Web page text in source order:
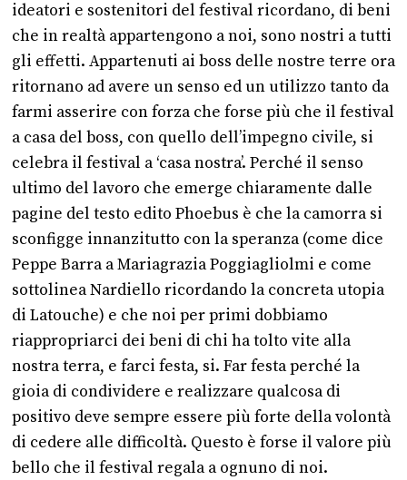
ideatori e sostenitori del festival ricordano, di beni
che in realtà appartengono a noi, sono nostri a tutti
gli effetti. Appartenuti ai boss delle nostre terre ora
ritornano ad avere un senso ed un utilizzo tanto da
farmi asserire con forza che forse più che il festival
a casa del boss, con quello dell’impegno civile, si
celebra il festival a ‘casa nostra’. Perché il senso
ultimo del lavoro che emerge chiaramente dalle
pagine del testo edito Phoebus è che la camorra si
sconfigge innanzitutto con la speranza (come dice
Peppe Barra a Mariagrazia Poggiagliolmi e come
sottolinea Nardiello ricordando la concreta utopia
di Latouche) e che noi per primi dobbiamo
riappropriarci dei beni di chi ha tolto vite alla
nostra terra, e farci festa, si. Far festa perché la
gioia di condividere e realizzare qualcosa di
positivo deve sempre essere più forte della volontà
di cedere alle difficoltà. Questo è forse il valore più
bello che il festival regala a ognuno di noi.